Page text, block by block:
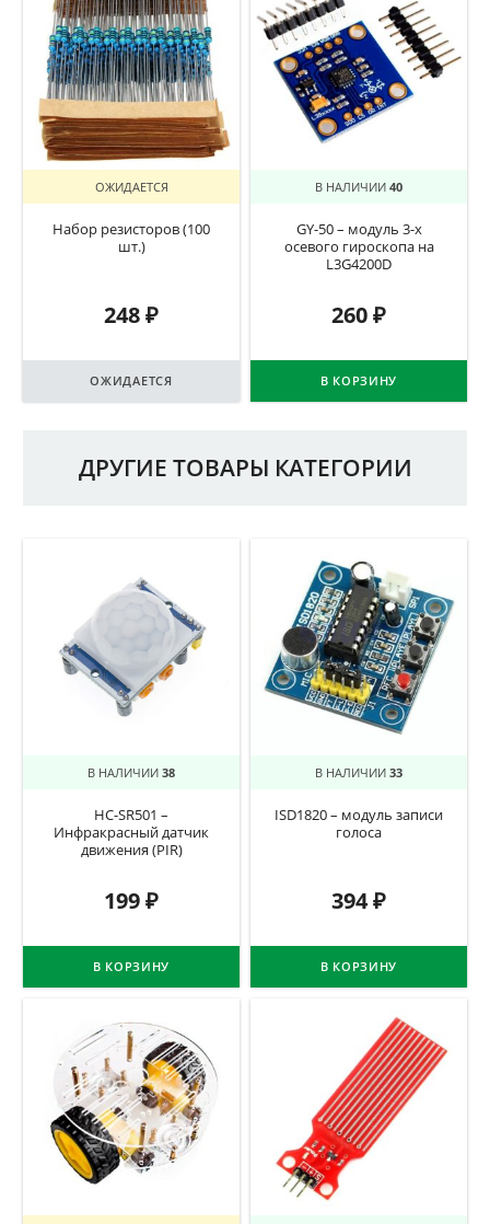
ОЖИДАЕТСЯ
Набор резисторов (100
шт.)
248₽
ОЖИДАЕТСЯ
В НАЛИЧИИ 40
GY-50 – модуль 3-х
осевого гироскопа на
L3G4200D
260₽
В КОРЗИНУ
ДРУГИЕ ТОВАРЫ КАТЕГОРИИ
В НАЛИЧИИ 38
HC-SR501 –
Инфракрасный датчик
движения (PIR)
199₽
В КОРЗИНУ
В НАЛИЧИИ 33
ISD1820 – модуль записи
голоса
394₽
В КОРЗИНУ